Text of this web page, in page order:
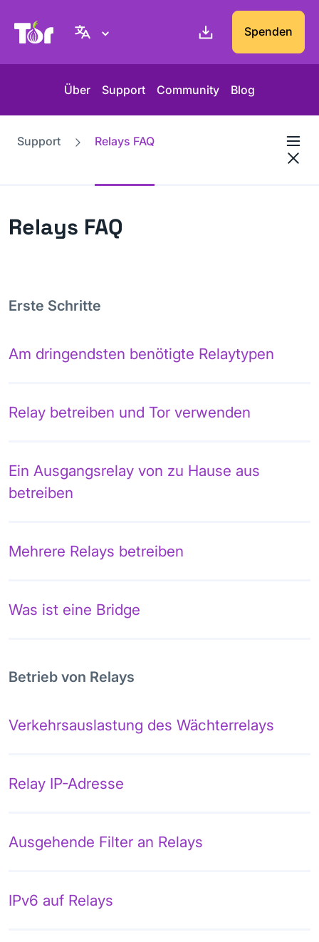
Tor-Projekt Webseite Spenden
Über Support Community Blog
Support Relays FAQ
Relays FAQ
Erste Schritte
Am dringendsten benötigte Relaytypen
Relay betreiben und Tor verwenden
Ein Ausgangsrelay von zu Hause aus
betreiben
Mehrere Relays betreiben
Was ist eine Bridge
Betrieb von Relays
Verkehrsauslastung des Wächterrelays
Relay IP-Adresse
Ausgehende Filter an Relays
IPv6 auf Relays